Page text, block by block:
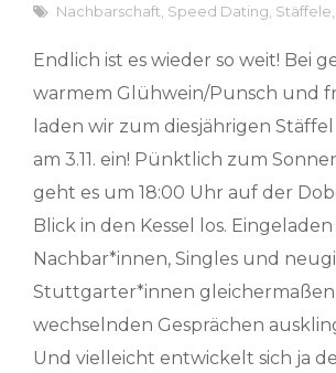
Nachbarschaft Speed Dating Stäffele
Endlich ist es wieder so weit! Bei
warmem Glühwein/Punsch und
laden wir zum diesjährigen
am 3.11. ein! Pünktlich zum
geht es um 18:00 Uhr auf der
Blick in den Kessel los. Eingeladen
Nachbar*innen, Singles und
Stuttgarter*innen
wechselnden Gesprächen
Und vielleicht entwickelt sich ja